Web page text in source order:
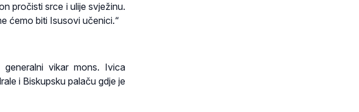
pročisti srce i ulije svježinu.
ćemo biti Isusovi učenici.“
generalni vikar mons. Ivica
i Biskupsku palaču gdje je